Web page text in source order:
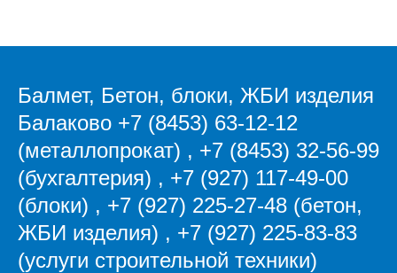
Балмет, Бетон, блоки, ЖБИ изделия
Балаково +7 (8453) 63-12-12
(металлопрокат) , +7 (8453) 32-56-99
(бухгалтерия) , +7 (927) 117-49-00
(блоки) , +7 (927) 225-27-48 (бетон,
ЖБИ изделия) , +7 (927) 225-83-83
(услуги строительной техники)